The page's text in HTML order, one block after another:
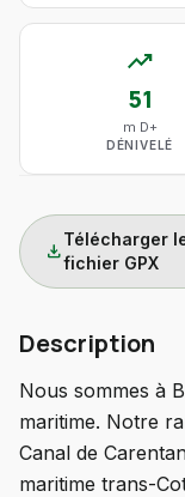
trending_up
51
m D+
DÉNIVELÉ
download
Télécharger
fichier GPX
Description
Nous sommes à
maritime. Notre
Canal de
maritime trans-